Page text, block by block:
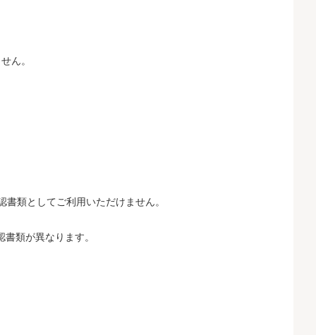
ん。
類としてご利用いただけません。
類が異なります。